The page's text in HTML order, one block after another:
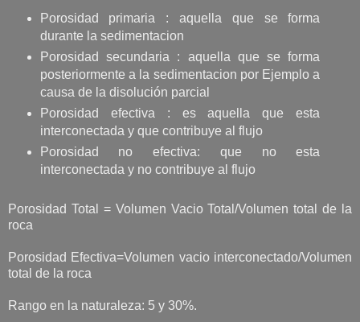
Porosidad primaria : aquella que se forma
durante la sedimentacion
Porosidad secundaria : aquella que se forma
posteriormente a la sedimentacion por Ejemplo a
causa de la disolución parcial
Porosidad efectiva : es aquella que esta
interconectada y que contribuye al flujo
Porosidad no efectiva: que no esta
interconectada y no contribuye al flujo
Porosidad Total = Volumen Vacio Total/Volumen total de la
roca
Porosidad Efectiva=Volumen vacio interconectado/Volumen
total de la roca
Rango en la naturaleza: 5 y 30%.